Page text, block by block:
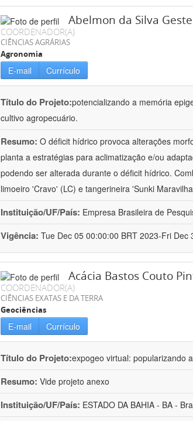
Abelmon da Silva
COORDENADOR(A)
CIÊNCIAS AGRÁRIAS
Agronomia
E-mail Currículo
Título do Projeto:potencializando a memória
cultivo agropecuário.
Resumo: O déficit hídrico provoca alterações
planta a estratégias para aclimatização e/ou
podendo ser alterada durante o déficit hídrico.
limoeiro 'Cravo' (LC) e tangerineira 'Sunki
Instituição/UF/País: Empresa Brasileira de
Vigência: Tue Dec 05 00:00:00 BRT 2023-Fri Dec
Acácia Bastos Couto
COORDENADOR(A)
CIÊNCIAS EXATAS E DA TERRA
Geociências
E-mail Currículo
Título do Projeto:expogeo virtual: popularizando
Resumo: Vide projeto anexo
Instituição/UF/País: ESTADO DA BAHIA - BA -